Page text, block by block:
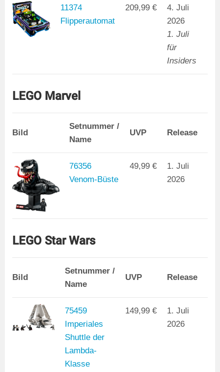
11374
Flipperautomat
209,99 €
4. Juli
2026
1. Juli
für
Insiders
LEGO Marvel
Bild
Setnummer /
Name
UVP Release
76356
Venom-Büste
49,99 €
1. Juli
2026
LEGO Star Wars
Bild
Setnummer /
Name
UVP Release
75459
Imperiales
Shuttle der
Lambda-
Klasse
149,99 €
1. Juli
2026